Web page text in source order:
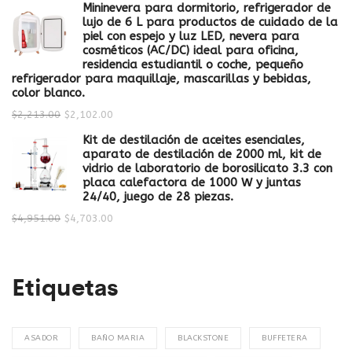
Mininevera para dormitorio, refrigerador de
lujo de 6 L para productos de cuidado de la
piel con espejo y luz LED, nevera para
cosméticos (AC/DC) ideal para oficina,
residencia estudiantil o coche, pequeño
refrigerador para maquillaje, mascarillas y bebidas,
color blanco.
$2,213.00 $2,102.00
Kit de destilación de aceites esenciales,
aparato de destilación de 2000 ml, kit de
vidrio de laboratorio de borosilicato 3.3 con
placa calefactora de 1000 W y juntas
24/40, juego de 28 piezas.
$4,951.00 $4,703.00
Etiquetas
ASADOR BAÑO MARIA BLACKSTONE BUFFETERA